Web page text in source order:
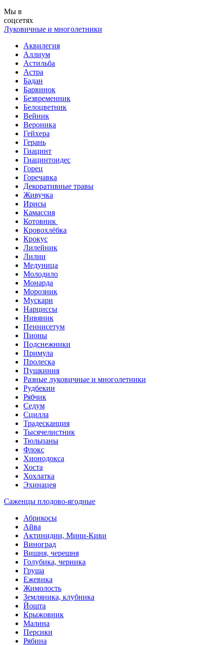
Мы в
соцсетях
Луковичные и многолетники
Аквилегия
Аллиум
Астильба
Астра
Бадан
Барвинок
Безвременник
Белоцветник
Вейник
Вероника
Гейхера
Герань
Гиацинт
Гиацинтоидес
Горец
Горечавка
Декоративные травы
Живучка
Ирисы
Камассия
Котовник
Кровохлёбка
Крокус
Лилейник
Лилии
Медуница
Молодило
Монарда
Морозник
Мускари
Нарциссы
Нивяник
Пеннисетум
Пионы
Подснежники
Примула
Пролеска
Пушкиния
Разные луковичные и многолетники
Рудбекии
Рябчик
Седум
Сцилла
Традесканция
Тысячелистник
Тюльпаны
Флокс
Хионодокса
Хоста
Хохлатка
Эхинацея
Саженцы плодово-ягодные
Абрикосы
Айва
Актинидии, Мини-Киви
Виноград
Вишня, черешня
Голубика, черника
Груша
Ежевика
Жимолость
Земляника, клубника
Йошта
Крыжовник
Малина
Персики
Рябина